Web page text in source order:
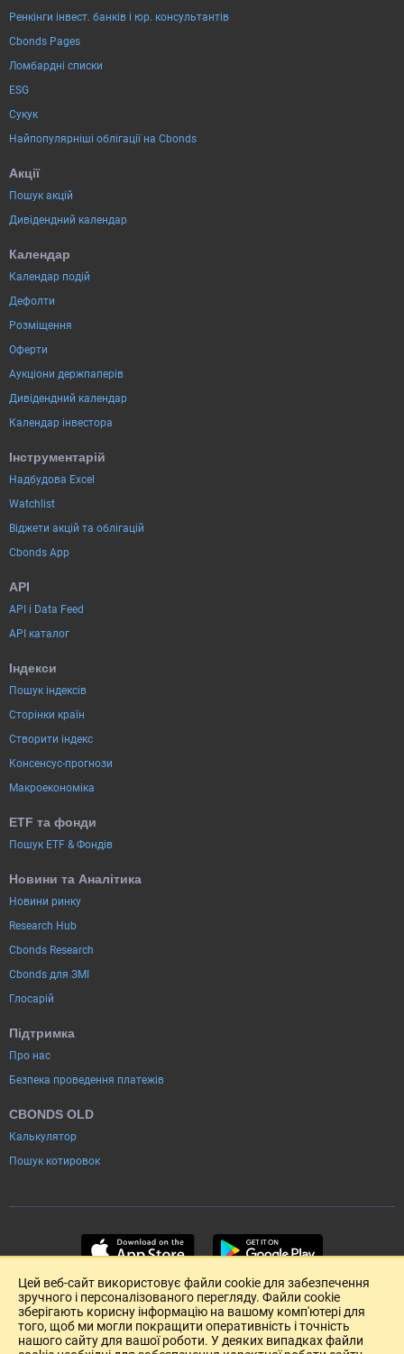
Ренкінги інвест. банків і юр. консультантів
Cbonds Pages
Ломбардні списки
ESG
Сукук
Найпопулярніші облігації на Cbonds
Акції
Пошук акцій
Дивідендний календар
Календар
Календар подій
Дефолти
Розміщення
Оферти
Аукціони держпаперів
Дивідендний календар
Календар інвестора
Інструментарій
Надбудова Excel
Watchlist
Віджети акцій та облігацій
Cbonds App
API
API і Data Feed
API каталог
Індекси
Пошук індексів
Сторінки країн
Створити індекс
Консенсус-прогнози
Макроекономіка
ETF та фонди
Пошук ETF & Фондів
Новини та Аналітика
Новини ринку
Research Hub
Cbonds Research
Cbonds для ЗМІ
Глосарій
Підтримка
Про нас
Безпека проведення платежів
CBONDS OLD
Калькулятор
Пошук котировок
Цей веб-сайт використовує файли cookie для забезпечення
зручного і персоналізованого перегляду. Файли cookie
зберігають корисну інформацію на вашому комп'ютері для
того, щоб ми могли покращити оперативність і точність
нашого сайту для вашої роботи. У деяких випадках файли